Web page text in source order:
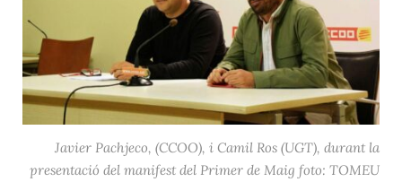
Javier Pachjeco, (CCOO), i Camil Ros (UGT), durant la
presentació del manifest del Primer de Maig foto: TOMEU